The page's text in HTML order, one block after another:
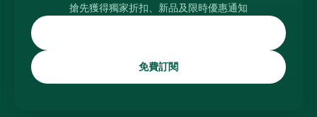
搶先獲得獨家折扣、新品及限時優惠通知
免費訂閱